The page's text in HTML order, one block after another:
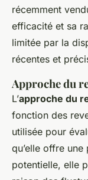
récemment
efficacité et sa
limitée par la
récentes et
Approche du
L’approche du
fonction des
utilisée pour
qu’elle offre
potentielle, elle